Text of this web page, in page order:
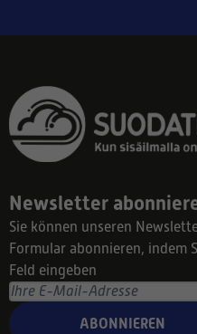
Newsletter
Sie können unseren
Formular abonnieren, indem
Feld eingeben
ABONNIEREN